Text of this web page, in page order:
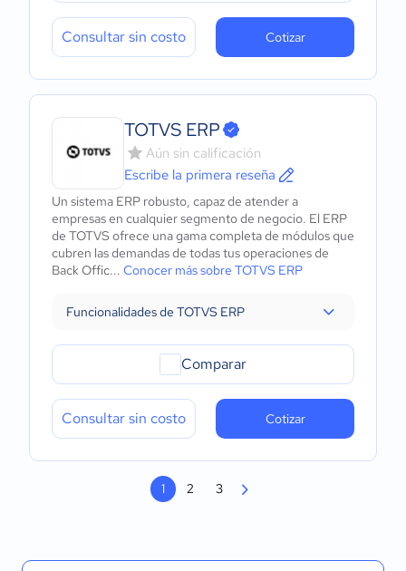
Consultar sin costo Cotizar
TOTVS ERP
Aún sin calificación
Escribe la primera reseña
Un sistema ERP robusto, capaz de atender a
empresas en cualquier segmento de negocio. El ERP
de TOTVS ofrece una gama completa de módulos que
cubren las demandas de todas tus operaciones de
Back Offic... Conocer más sobre TOTVS ERP
Funcionalidades de TOTVS ERP
Comparar
Consultar sin costo Cotizar
1 2 3